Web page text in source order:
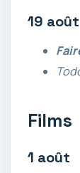
19 août
Films
1 août